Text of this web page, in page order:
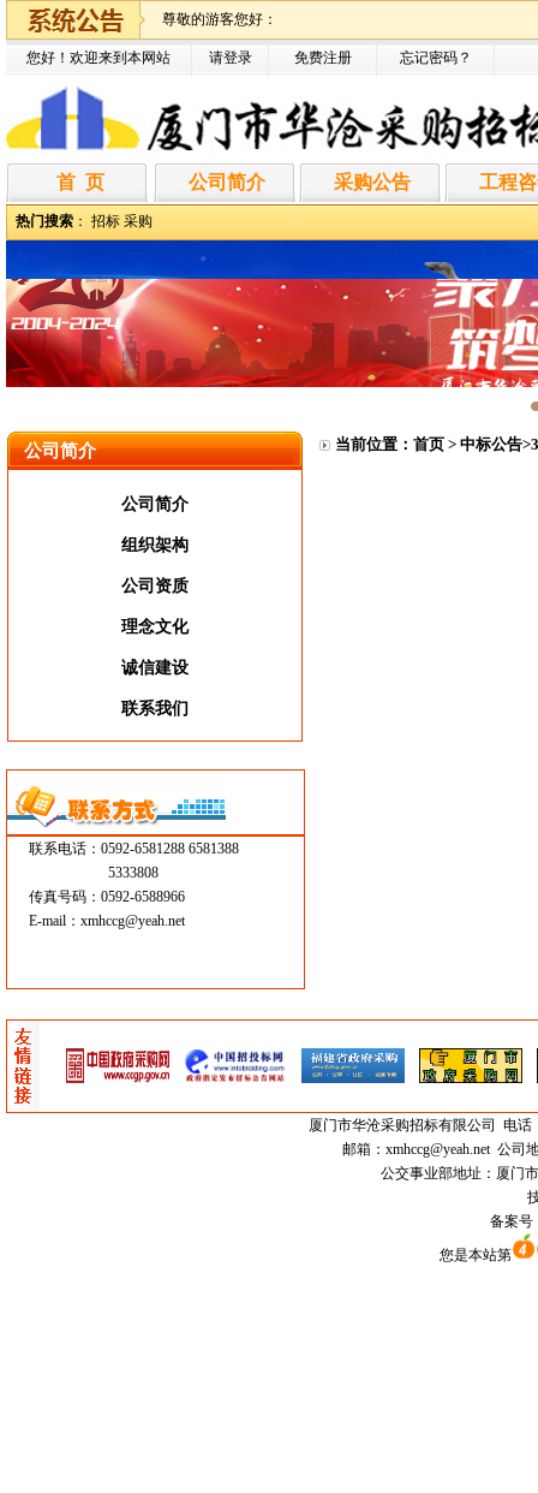
尊敬的游客您好：
您好！欢迎来到本网站 请登录 免费注册 忘记密码？
首 页 公司简介 采购公告 工程
热门搜索 ： 招标 采购
公司简介
公司简介
组织架构
公司资质
理念文化
诚信建设
联系我们
联系电话：0592-6581288 6581388
5333808
传真号码：0592-6588966
E-mail： xmhccg@yeah.net
当前位置： 首页 > 中标公告
厦门市华沧采购招标有限公司
电话
邮箱： xmhccg@yeah.net公司地
公交事业部地址：厦门
备案
您是本站第